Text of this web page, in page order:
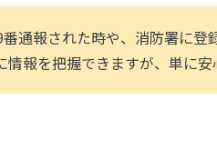
通報された時や、消防署に
報を把握できますが、単に